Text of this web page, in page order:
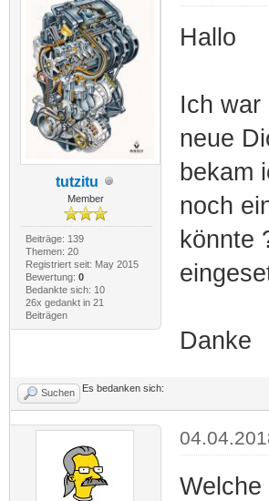
tutzitu
Member
Beiträge: 139
Themen: 20
Registriert seit: May 2015
Bewertung: 0
Bedankte sich: 10
26x gedankt in 21
Beiträgen
Hallo
Ich war
neue
bekam
noch
könnte
Danke
Suchen Es bedanken sich:
Welche